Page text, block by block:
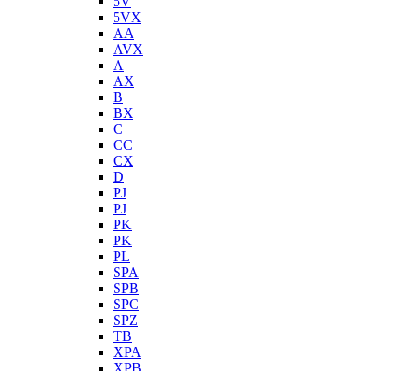
5VX
AA
AVX
A
AX
B
BX
C
CC
CX
D
PJ
PJ
PK
PK
PL
SPA
SPB
SPC
SPZ
TB
XPA